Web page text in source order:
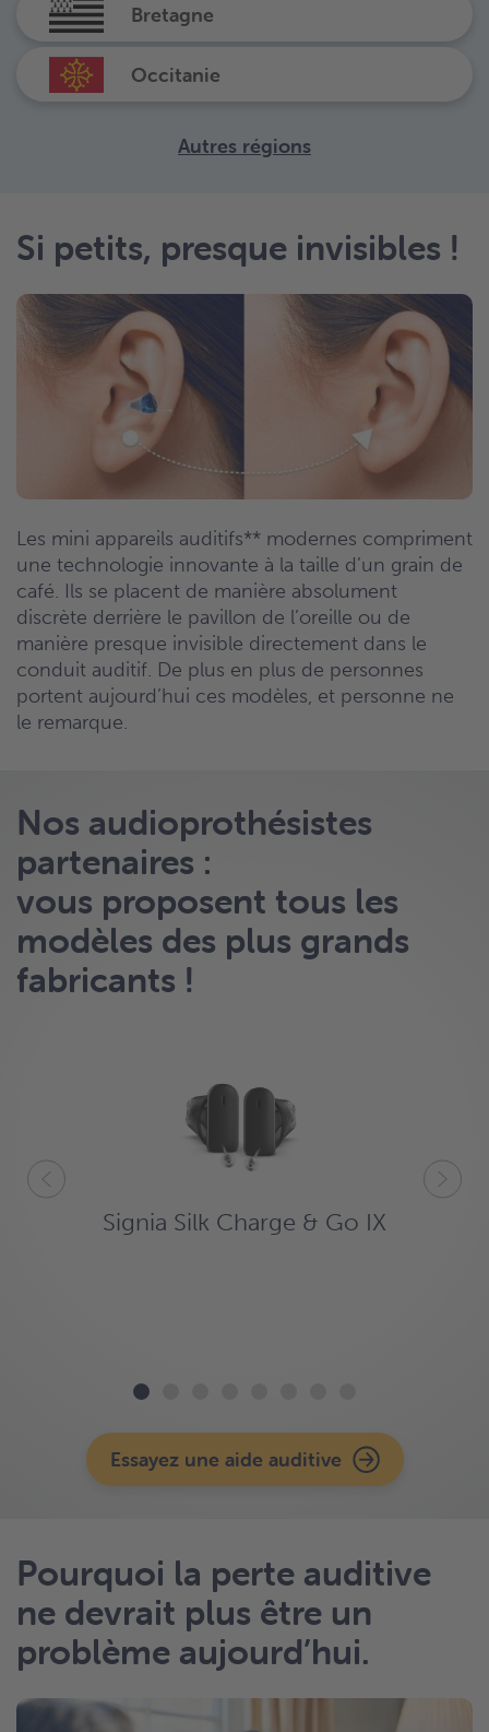
Bretagne
Occitanie
Autres régions
Si petits, presque invisibles !
Les mini appareils auditifs** modernes compriment
une technologie innovante à la taille d’un grain de
café. Ils se placent de manière absolument
discrète derrière le pavillon de l’oreille ou de
manière presque invisible directement dans le
conduit auditif. De plus en plus de personnes
portent aujourd’hui ces modèles, et personne ne
le remarque.
Nos audioprothésistes
partenaires :
vous proposent tous les
modèles des plus grands
fabricants !
Signia Silk Charge & Go IX
Essayez une aide auditive
Pourquoi la perte auditive
ne devrait plus être un
problème aujourd’hui.